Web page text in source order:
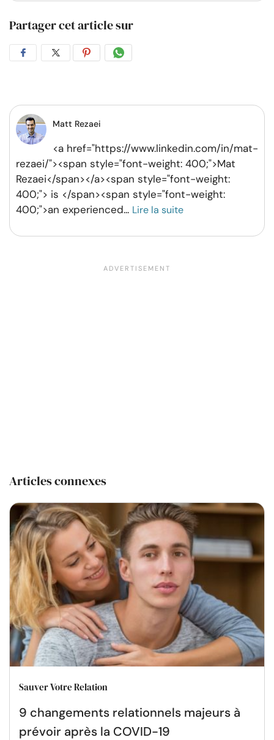
Partager cet article sur
PartagerPartagerPartagerPartager
Matt Rezaei
<a href="https://www.linkedin.com/in/mat-
rezaei/"><span style="font-weight: 400;">Mat
Rezaei</span></a><span style="font-weight:
400;"> is </span><span style="font-weight:
400;">an experienced... Lire la suite
Articles connexes
Sauver Votre Relation
9 changements relationnels majeurs à
prévoir après la COVID-19